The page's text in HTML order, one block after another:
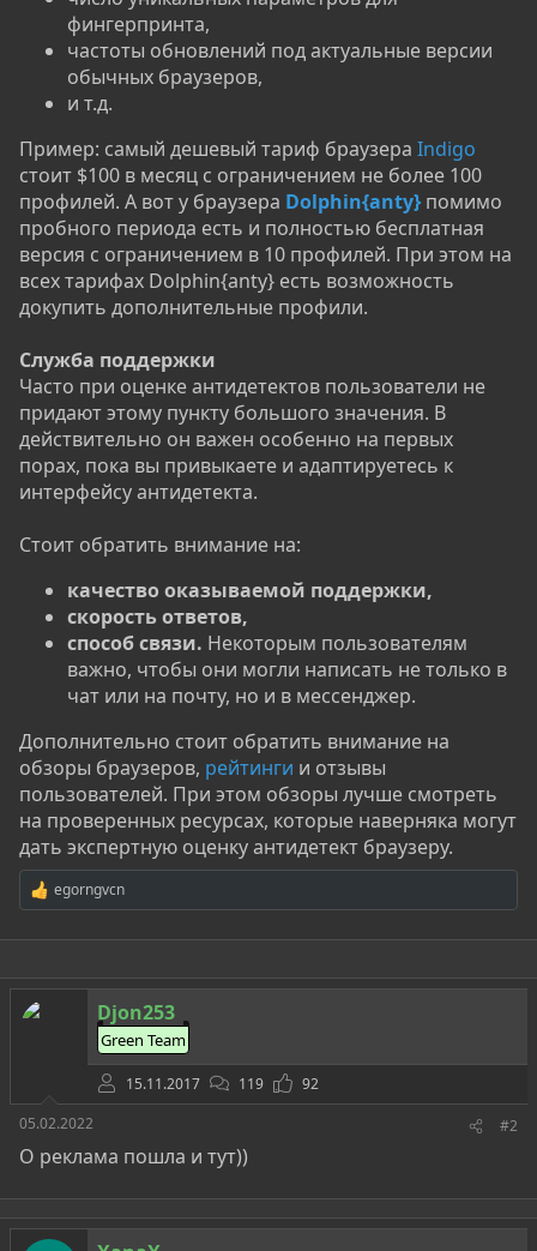
фингерпринта,
частоты обновлений под актуальные версии
обычных браузеров,
и т.д.
Пример: самый дешевый тариф браузера Indigo
стоит $100 в месяц с ограничением не более 100
профилей. А вот у браузера Dolphin{anty} помимо
пробного периода есть и полностью бесплатная
версия с ограничением в 10 профилей. При этом на
всех тарифах Dolphin{anty} есть возможность
докупить дополнительные профили.
Служба поддержки
Часто при оценке антидетектов пользователи не
придают этому пункту большого значения. В
действительно он важен особенно на первых
порах, пока вы привыкаете и адаптируетесь к
интерфейсу антидетекта.
Стоит обратить внимание на:
качество оказываемой поддержки,
скорость ответов,
способ связи. Некоторым пользователям
важно, чтобы они могли написать не только в
чат или на почту, но и в мессенджер.
Дополнительно стоит обратить внимание на
обзоры браузеров, рейтинги и отзывы
пользователей. При этом обзоры лучше смотреть
на проверенных ресурсах, которые наверняка могут
дать экспертную оценку антидетект браузеру.
Р
е
а
ц
и
и
egorngvcn
Djon253
Green Team
15.11.2017 119
92
05.02.2022
#2
О реклама пошла и тут))